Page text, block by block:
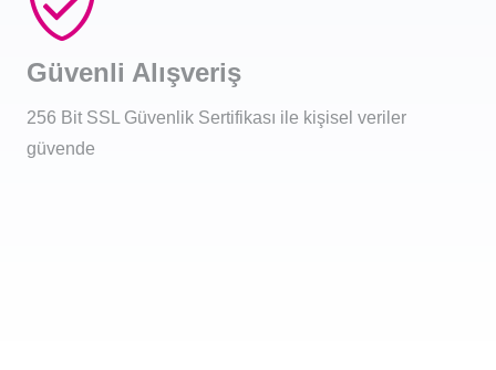
Güvenli Alışveriş
256 Bit SSL Güvenlik Sertifikası ile kişisel veriler
güvende